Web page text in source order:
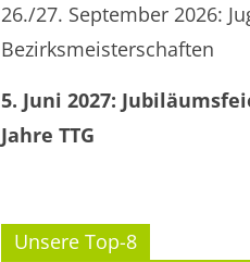
26./27. September 2026:
Bezirksmeisterschaften
5. Juni 2027:
Jahre TTG
Unsere Top-8